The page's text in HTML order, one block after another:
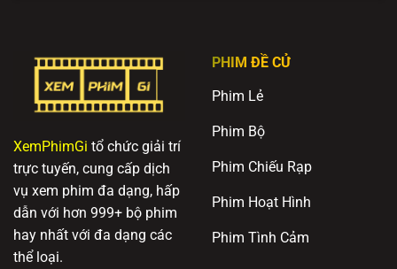
XemPhimGi tổ chức giải trí
trực tuyến, cung cấp dịch
vụ xem phim đa dạng, hấp
dẫn với hơn 999+ bộ phim
hay nhất với đa dạng các
thể loại.
PHIM ĐỀ CỬ
Phim Lẻ
Phim Bộ
Phim Chiếu Rạp
Phim Hoạt Hình
Phim Tình Cảm